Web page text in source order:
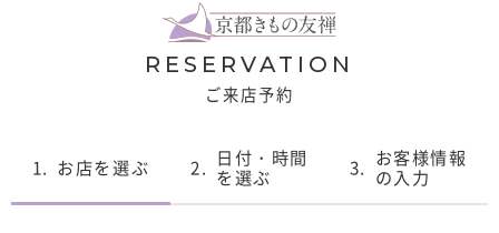
RESERVATION
ご来店予約
1. お店を選ぶ 2. 日付・時間
を選ぶ 3. お客様情報
の入力